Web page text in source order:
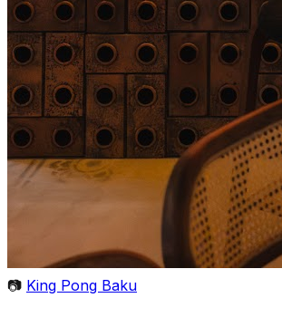
📷 King Pong Baku